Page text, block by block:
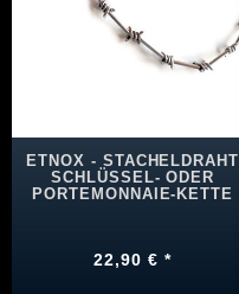
ETNOX - STACHELDRAHT
SCHLÜSSEL- ODER
PORTEMONNAIE-KETTE
22,90 € *